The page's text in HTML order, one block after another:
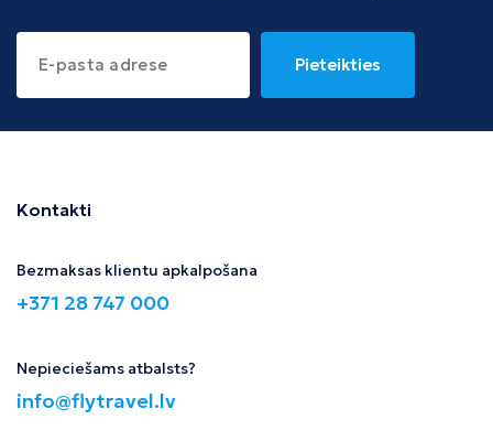
Pieteikties
Kontakti
Bezmaksas klientu apkalpošana
+371 28 747 000
Nepieciešams atbalsts?
info@flytravel.lv